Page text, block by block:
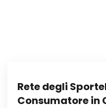
Rete degli
Consumatore in